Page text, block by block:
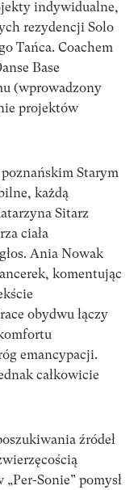
indywidualne,
rezydencji Solo
Tańca. Coachem
Base
(wprowadzony
projektów
Starym
każdą
Sitarz
ciała
Ania Nowak
komentując
obydwu łączy
emancypacji.
całkowicie
źródeł
Sonie” pomysł